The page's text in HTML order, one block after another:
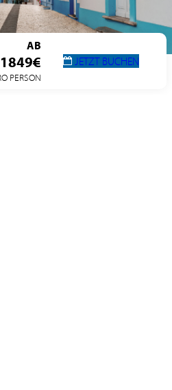
AB
1849€
PERSON
JETZT BUCHEN